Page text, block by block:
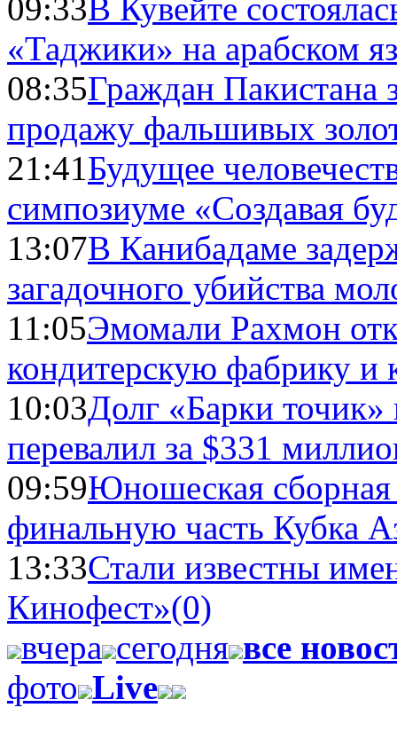
09:33В Кувейте
«Таджики» на арабском
08:35Граждан Пакистана
продажу фальшивых
21:41Будущее
симпозиуме «Создавая
13:07В Канибадаме
загадочного убийства
11:05Эмомали Рахмон
кондитерскую фабрику и
10:03Долг «Барки
перевалил за $331
09:59Юношеская
финальную часть Кубка
13:33Стали известны
Кинофест»(0)
вчера сегодня все
фото Live